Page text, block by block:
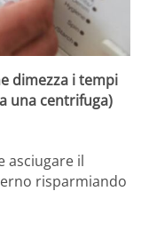
dimezza i tempi
una centrifuga)
asciugare il
risparmiando